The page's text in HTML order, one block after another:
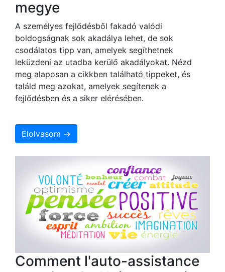
megye
A személyes fejlődésből fakadó valódi
boldogságnak sok akadálya lehet, de sok
csodálatos tipp van, amelyek segíthetnek
leküzdeni az utadba kerülő akadályokat. Nézd
meg alaposan a cikkben található tippeket, és
találd meg azokat, amelyek segítenek a
fejlődésben és a siker elérésében.
Elolvasom →
Comment l'auto-assistance